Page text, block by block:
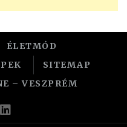
ÉLETMÓD
SITEMAP
– VESZPRÉM